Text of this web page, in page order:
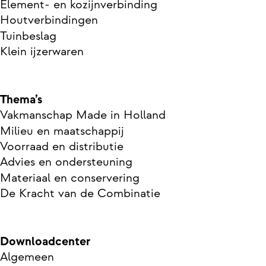
Element- en kozijnverbinding
Houtverbindingen
Tuinbeslag
Klein ijzerwaren
Thema’s
Vakmanschap Made in Holland
Milieu en maatschappij
Voorraad en distributie
Advies en ondersteuning
Materiaal en conservering
De Kracht van de Combinatie
Downloadcenter
Algemeen